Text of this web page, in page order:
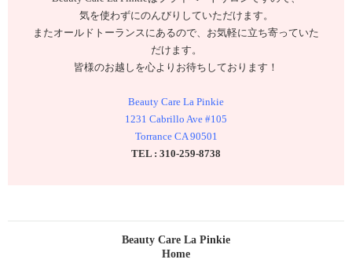
気を使わずにのんびりしていただけます。
またオールドトーランスにあるので、お気軽に立ち寄っていた
だけます。
皆様のお越しを心よりお待ちしております！
Beauty Care La Pinkie
1231 Cabrillo Ave #105
Torrance CA 90501
TEL : 310-259-8738
Beauty Care La Pinkie
Home